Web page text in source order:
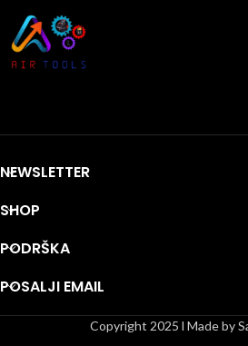
NEWSLETTER
SHOP
PODRŠKA
POSALJI EMAIL
Copyright 2025 l Made by